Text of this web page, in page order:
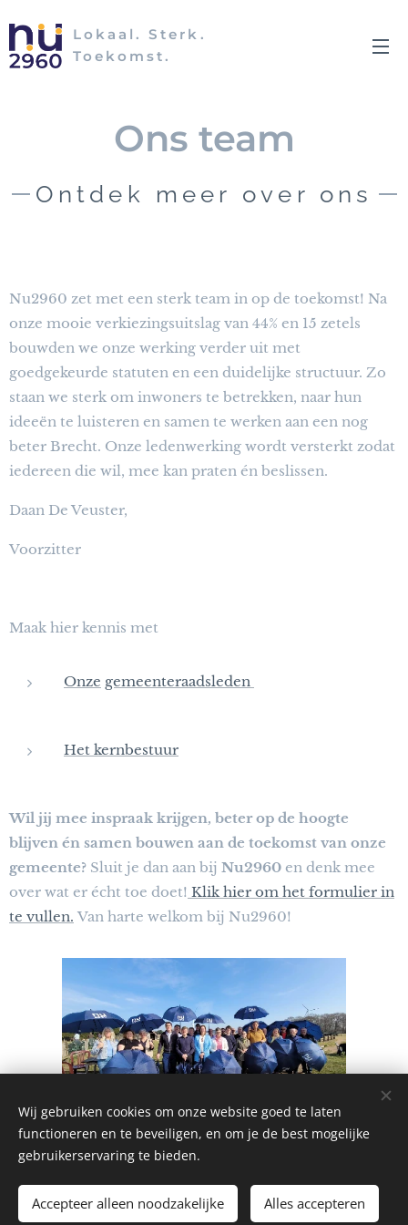
Lokaal. Sterk.
Toekomst.
Ons team
Ontdek meer over ons
Nu2960 zet met een sterk team in op de toekomst! Na
onze mooie verkiezingsuitslag van 44% en 15 zetels
bouwden we onze werking verder uit met
goedgekeurde statuten en een duidelijke structuur. Zo
staan we sterk om inwoners te betrekken, naar hun
ideeën te luisteren en samen te werken aan een nog
beter Brecht. Onze ledenwerking wordt versterkt zodat
iedereen die wil, mee kan praten én beslissen.
Daan De Veuster,
Voorzitter
Maak hier kennis met
Onze gemeenteraadsleden
Het kernbestuur
Wil jij mee inspraak krijgen, beter op de hoogte
blijven én samen bouwen aan de toekomst van onze
gemeente? Sluit je dan aan bij Nu2960 en denk mee
over wat er écht toe doet! Klik hier om het formulier in
te vullen. Van harte welkom bij Nu2960!
NU2960
Cookies
Wij gebruiken cookies om onze website goed te laten
functioneren en te beveiligen, en om je de best mogelijke
gebruikerservaring te bieden.
Accepteer alleen noodzakelijke Alles accepteren